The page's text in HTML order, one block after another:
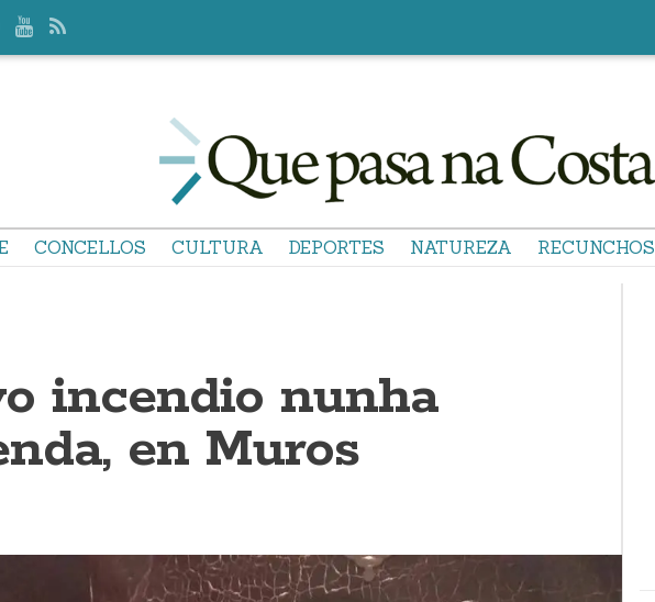
CONCELLOS CULTURA DEPORTES NATUREZA RECUNCHOS
incendio nunha
en Muros